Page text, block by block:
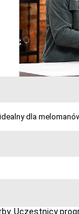
dla
Uczestnicy